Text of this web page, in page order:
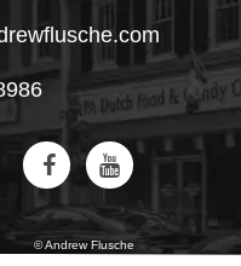
© Andrew Flusche